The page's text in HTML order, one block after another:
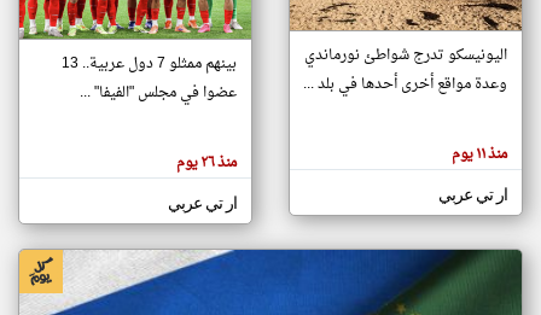
تغيير الدولة
اخبار جزر القمر على مدار الساعة
أهم اخبار جزر القمر العاجلة والمباشرة
هنا عن
وجهة
كاتبيها.
اليونيسكو تدرج شواطئ نورماندي
وعدة مواقع أخرى أحدها في بلد ...
منذ ١١ يوم
ار تي عربي
بينهم ممثلو 7 دول عربية.. 13
عضوا في مجلس "الفيفا" ...
منذ ٢٦ يوم
ار تي عربي
klyoum.com